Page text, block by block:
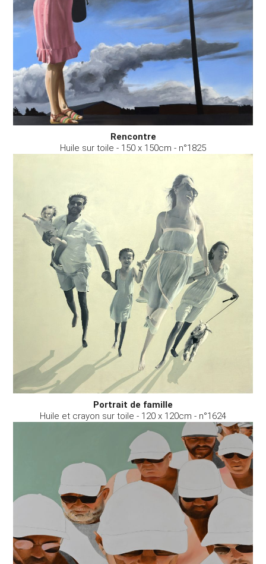
Rencontre
Huile sur toile - 150 x 150cm - n°1825
Portrait de famille
Huile et crayon sur toile - 120 x 120cm - n°1624